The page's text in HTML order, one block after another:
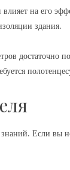
на его
здания.
достаточно
Если вы